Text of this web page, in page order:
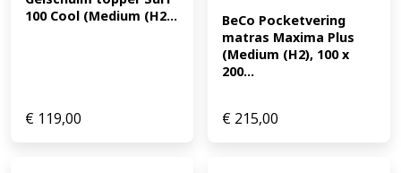
100 Cool (Medium (H2...
€ 119,00
BeCo Pocketvering
matras Maxima Plus
(Medium (H2), 100 x
200...
€ 215,00